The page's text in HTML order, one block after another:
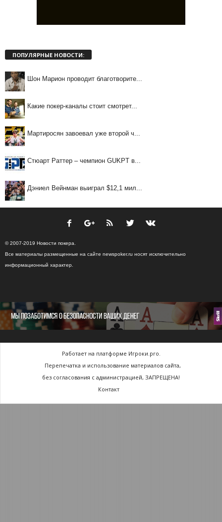
ПОПУЛЯРНЫЕ НОВОСТИ:
Шон Марион проводит благотворите...
Какие покер-каналы стоит смотрет...
Мартиросян завоевал уже второй ч...
Стюарт Раттер – чемпион GUKPT в...
Дэниел Вейнман выиграл $12,1 мил...
© 2007-2019 Новости покера.
Все материалы размещенные на сайте newspoker.ru носят исключительно
информационный характер.
Работает на платформе Игроки.pro.
Перепечатка и использование материалов сайта,
без согласования с администрацией, ЗАПРЕЩЕНА!
Контакт